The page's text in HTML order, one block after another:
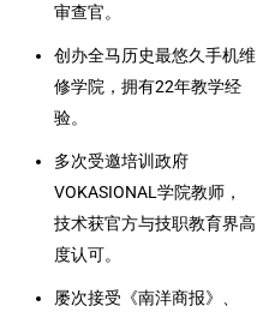
审查官。
创办全马历史最悠久手机维
修学院，拥有22年教学经
验。
多次受邀培训政府
VOKASIONAL学院教师，
技术获官方与技职教育界高
度认可。
屡次接受《南洋商报》、